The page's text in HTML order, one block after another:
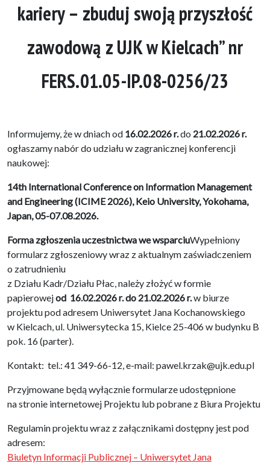
kariery – zbuduj swoją przyszłość
zawodową z UJK w Kielcach” nr
FERS.01.05-IP.08-0256/23
Informujemy, że w dniach od 16.02.2026 r.do 21.02.2026 r.
ogłaszamy nabór do udziału w zagranicznej konferencji
naukowej:
14th International Conference on Information Management
and Engineering (ICIME 2026), Keio University, Yokohama,
Japan, 05-07.08.2026.
Forma zgłoszenia uczestnictwa we wsparciuWypełniony
formularz zgłoszeniowy wraz z aktualnym zaświadczeniem
o zatrudnieniu
z Działu Kadr/Działu Płac, należy złożyć w formie
papierowejod 16.02.2026 r.do 21.02.2026 r.w biurze
projektu pod adresem Uniwersytet Jana Kochanowskiego
w Kielcach, ul. Uniwersytecka 15, Kielce 25-406 w budynku B
pok. 16 (parter).
Kontakt: tel.: 41 349-66-12, e-mail: pawel.krzak@ujk.edu.pl
Przyjmowane będą wyłącznie formularze udostępnione
na stronie internetowej Projektu lub pobrane z Biura Projektu
Regulamin projektu wraz z załącznikami dostępny jest pod
adresem:
Biuletyn Informacji Publicznej – Uniwersytet Jana